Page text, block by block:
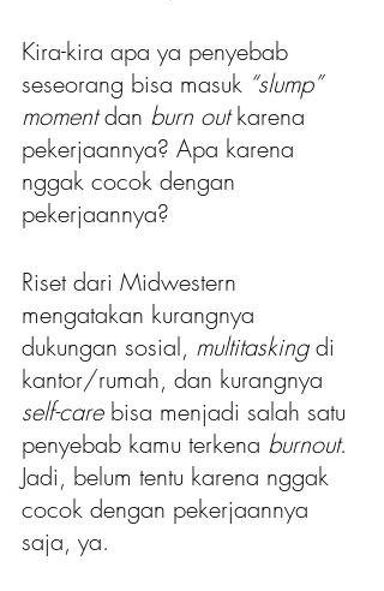
Kira-kira apa ya penyebab
seseorang bisa masuk “slump”
moment dan burn out karena
pekerjaannya? Apa karena
nggak cocok dengan
pekerjaannya?
Riset dari Midwestern
mengatakan kurangnya
dukungan sosial, multitasking di
kantor/rumah, dan kurangnya
self-care bisa menjadi salah satu
penyebab kamu terkena burnout.
Jadi, belum tentu karena nggak
cocok dengan pekerjaannya
saja, ya.